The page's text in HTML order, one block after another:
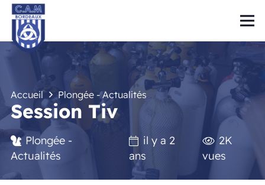
Accueil Plongée - Actualités
Session Tiv
Plongée -
Actualités
il y a 2
ans
2K
vues